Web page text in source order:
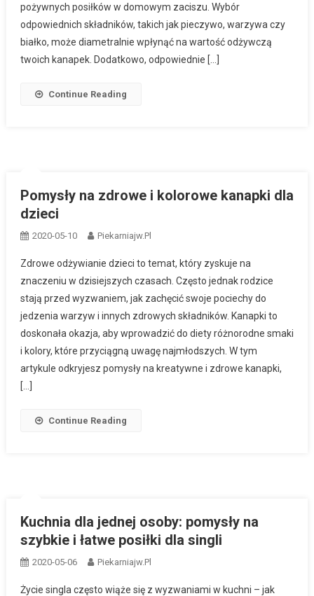
pożywnych posiłków w domowym zaciszu. Wybór
odpowiednich składników, takich jak pieczywo, warzywa czy
białko, może diametralnie wpłynąć na wartość odżywczą
twoich kanapek. Dodatkowo, odpowiednie […]
Continue Reading
Pomysły na zdrowe i kolorowe kanapki dla
dzieci
2020-05-10 Piekarniajw.pl
Zdrowe odżywianie dzieci to temat, który zyskuje na
znaczeniu w dzisiejszych czasach. Często jednak rodzice
stają przed wyzwaniem, jak zachęcić swoje pociechy do
jedzenia warzyw i innych zdrowych składników. Kanapki to
doskonała okazja, aby wprowadzić do diety różnorodne smaki
i kolory, które przyciągną uwagę najmłodszych. W tym
artykule odkryjesz pomysły na kreatywne i zdrowe kanapki,
[…]
Continue Reading
Kuchnia dla jednej osoby: pomysły na
szybkie i łatwe posiłki dla singli
2020-05-06 Piekarniajw.pl
Życie singla często wiąże się z wyzwaniami w kuchni – jak